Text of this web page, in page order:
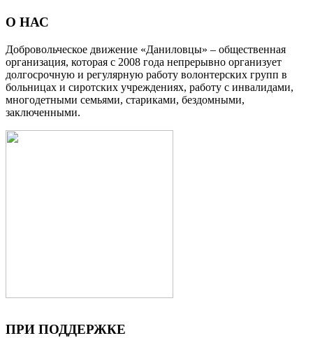
О НАС
Добровольческое движение «Даниловцы» – общественная
организация, которая с 2008 года непрерывно организует
долгосрочную и регулярную работу волонтерских групп в
больницах и сиротских учреждениях, работу с инвалидами,
многодетными семьями, стариками, бездомными,
заключенными.
ПРИ ПОДДЕРЖКЕ